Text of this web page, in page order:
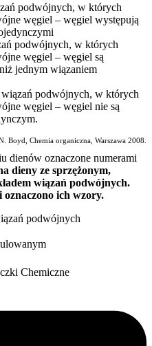
podwójnych, w których
węgiel – węgiel występują
podwójnych, w których
węgiel – węgiel są
jednym wiązaniem
podwójnych, w których
węgiel – węgiel nie są
Boyd, Chemia organiczna, Warszawa 2008.
dienów oznaczone numerami
dieny ze sprzężonym,
wiązań podwójnych.
ich wzory.
podwójnych
Chemiczne